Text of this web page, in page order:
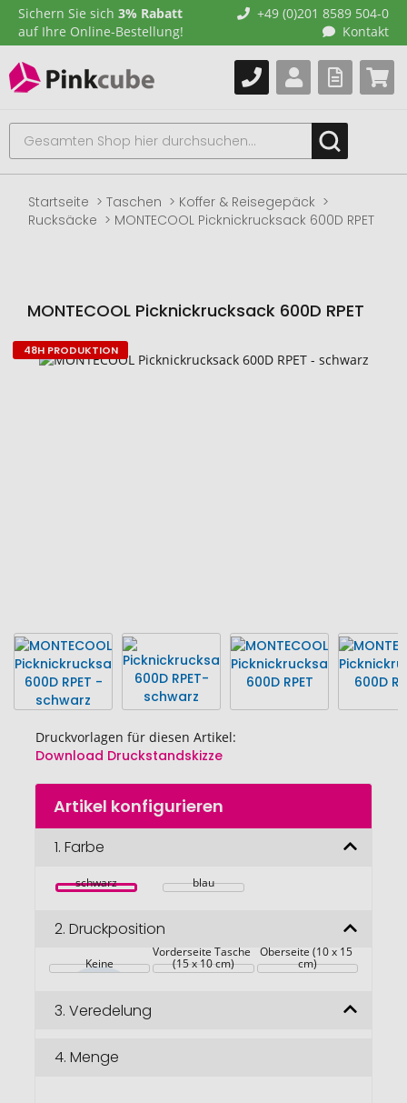
Sichern Sie sich 3% Rabatt
auf Ihre Online-Bestellung!
+49 (0)201 8589 504-0
Kontakt
Startseite Taschen
Koffer & Reisegepäck
Rucksäcke
MONTECOOL Picknickrucksack 600D RPET
MONTECOOL Picknickrucksack 600D RPET
Zum
Druckvorlagen für diesen Artikel:
Download Druckstandskizze
Zum
Anfang
Bildgalerie
48H PRODUKTION
Artikel konfigurieren
1. Farbe
schwarz blau
2. Druckposition
Keine
Vorderseite Tasche
(15 x 10 cm)
Oberseite (10 x 15
cm)
3. Veredelung
4. Menge